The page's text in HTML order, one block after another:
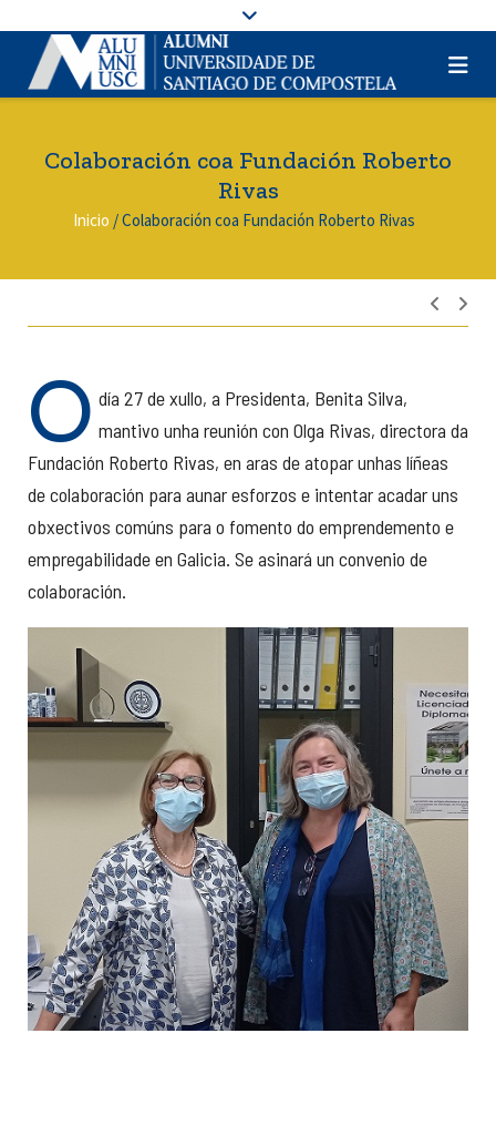
Colaboración coa Fundación Roberto
Rivas
Inicio /Colaboración coa Fundación Roberto Rivas
de
O día 27 de xullo, a Presidenta, Benita Silva,
mantivo unha reunión con Olga Rivas, directora da
Fundación Roberto Rivas, en aras de atopar unhas líñeas
de colaboración para aunar esforzos e intentar acadar uns
obxectivos comúns para o fomento do emprendemento e
empregabilidade en Galicia. Se asinará un convenio de
colaboración.